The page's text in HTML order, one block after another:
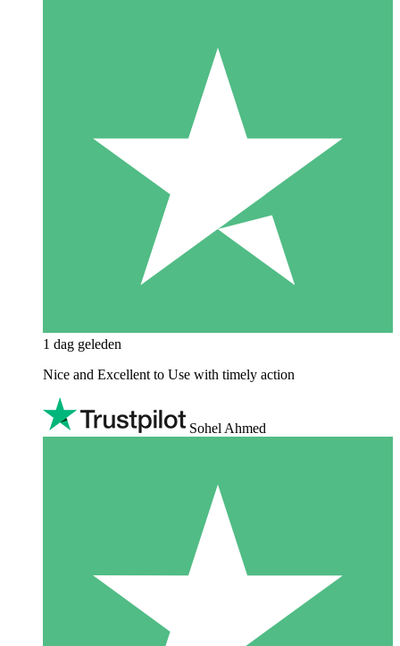
1 dag geleden
Nice and Excellent to Use with timely action
Sohel Ahmed